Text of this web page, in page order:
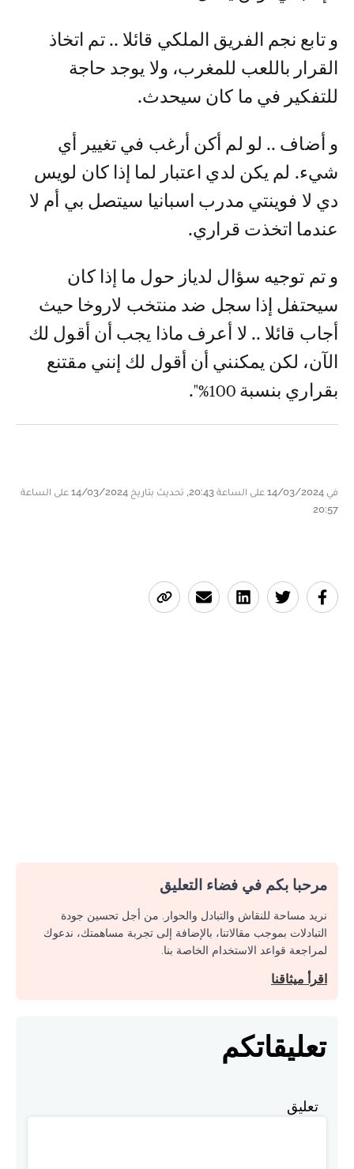
و تابع نجم الفريق الملكي قائلا .. تم اتخاذ
القرار باللعب للمغرب، ولا يوجد حاجة
للتفكير في ما كان سيحدث.
و أضاف .. لو لم أكن أرغب في تغيير أي
شيء. لم يكن لدي اعتبار لما إذا كان لويس
دي لا فوينتي مدرب اسبانيا سيتصل بي أم لا
عندما اتخذت قراري.
و تم توجيه سؤال لدياز حول ما إذا كان
سيحتفل إذا سجل ضد منتخب لاروخا حيث
أجاب قائلا .. لا أعرف ماذا يجب أن أقول لك
الآن، لكن يمكنني أن أقول لك إنني مقتنع
بقراري بنسبة 100%".
في 14/03/2024 على الساعة 20:43, تحديث بتاريخ 14/03/2024 على الساعة
20:57
مرحبا بكم في فضاء التعليق
نريد مساحة للنقاش والتبادل والحوار. من أجل تحسين جودة
التبادلات بموجب مقالاتنا، بالإضافة إلى تجربة مساهمتك، ندعوك
لمراجعة قواعد الاستخدام الخاصة بنا.
اقرأ ميثاقنا
تعليقاتكم
تعليق